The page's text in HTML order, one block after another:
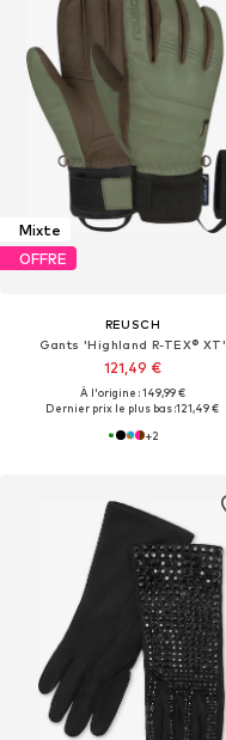
Mixte
OFFRE
REUSCH
Gants 'Highland R-TEX® XT'
121,49 €
À l'origine : 149,99 €
Dernier prix le plus bas :121,49 €
+2